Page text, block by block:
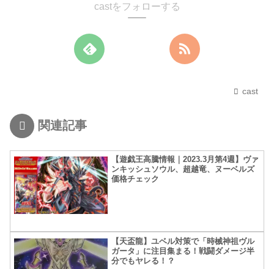
castをフォローする
cast
関連記事
【遊戯王高騰情報｜2023.3月第4週】ヴァ
ンキッシュソウル、超越竜、ヌーベルズ
価格チェック
【天盃龍】ユベル対策で「時械神祖ヴル
ガータ」に注目集まる！戦闘ダメージ半
分でもヤレる！？